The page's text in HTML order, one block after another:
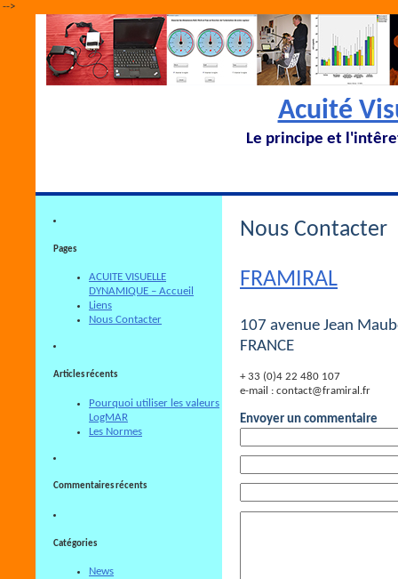
-->
Acuité
Le principe et
Nous Contacter
FRAMIRAL
107 avenue Jean
FRANCE
+ 33 (0)4 22 480 107
e-mail : contact@framiral.fr
Envoyer un commentaire
Pages
ACUITE VISUELLE
DYNAMIQUE – Accueil
Liens
Nous Contacter
Articles récents
Pourquoi utiliser les valeurs
LogMAR
Les Normes
Commentaires récents
Catégories
News